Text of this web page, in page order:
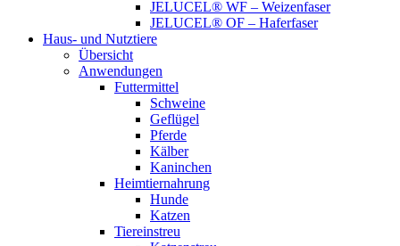
JELUCEL® WF – Weizenfaser
JELUCEL® OF – Haferfaser
Haus- und Nutztiere
Übersicht
Anwendungen
Futtermittel
Schweine
Geflügel
Pferde
Kälber
Kaninchen
Heimtiernahrung
Hunde
Katzen
Tiereinstreu